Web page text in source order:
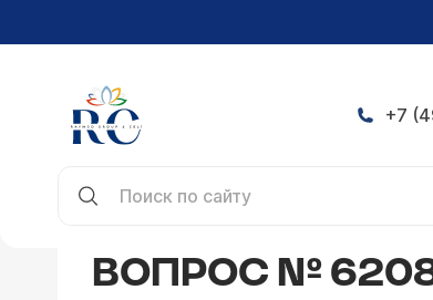
+7
ВОПРОС №